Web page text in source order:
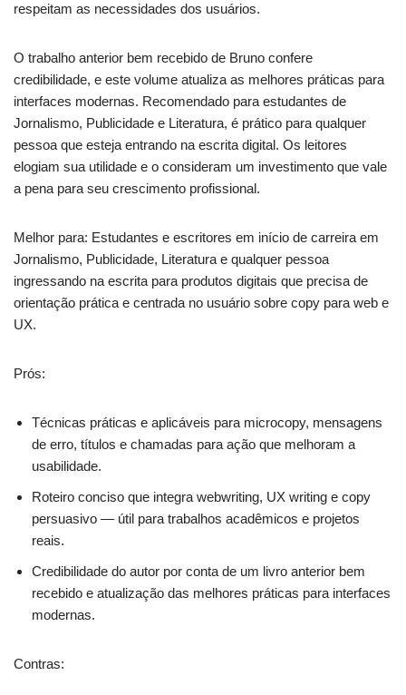
respeitam as necessidades dos usuários.
O trabalho anterior bem recebido de Bruno confere
credibilidade, e este volume atualiza as melhores práticas para
interfaces modernas. Recomendado para estudantes de
Jornalismo, Publicidade e Literatura, é prático para qualquer
pessoa que esteja entrando na escrita digital. Os leitores
elogiam sua utilidade e o consideram um investimento que vale
a pena para seu crescimento profissional.
Melhor para: Estudantes e escritores em início de carreira em
Jornalismo, Publicidade, Literatura e qualquer pessoa
ingressando na escrita para produtos digitais que precisa de
orientação prática e centrada no usuário sobre copy para web e
UX.
Prós:
Técnicas práticas e aplicáveis para microcopy, mensagens
de erro, títulos e chamadas para ação que melhoram a
usabilidade.
Roteiro conciso que integra webwriting, UX writing e copy
persuasivo — útil para trabalhos acadêmicos e projetos
reais.
Credibilidade do autor por conta de um livro anterior bem
recebido e atualização das melhores práticas para interfaces
modernas.
Contras: